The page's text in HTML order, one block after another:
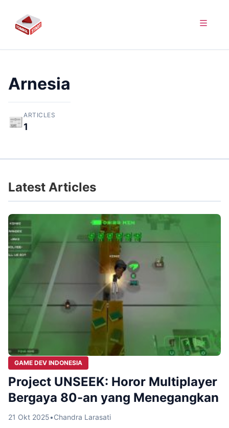
Arnesia
📰ARTICLES
1
Latest Articles
GAME DEV INDONESIA
Project UNSEEK: Horor Multiplayer
Bergaya 80-an yang Menegangkan
21 Okt 2025•Chandra Larasati